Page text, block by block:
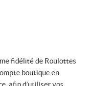
fidélité de Roulottes
boutique en
afin d’utiliser vos